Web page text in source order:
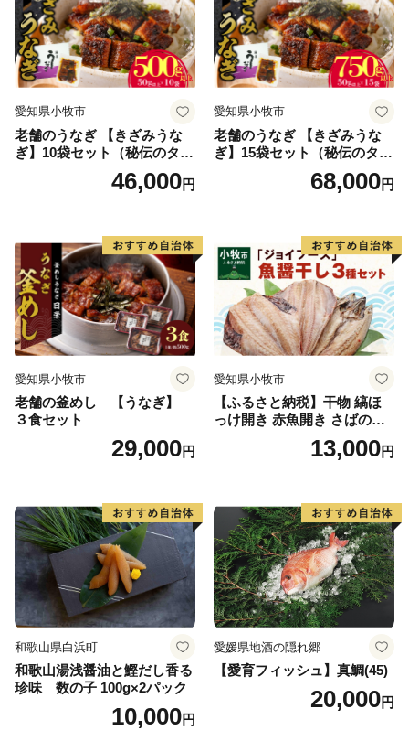
■ その他に関する問い合わせ
西尾市総合政策部秘書政策課
TEL：0563-65-2154
Mail：furusato@city.nishio.lg.jp
愛知県小牧市
老舗のうなぎ 【きざみうな
ぎ】10袋セット（秘伝のタレ
46,000円
愛知県小牧市
老舗のうなぎ 【きざみうな
ぎ】15袋セット（秘伝のタレ
68,000円
愛知県小牧市
老舗の釜めし 【うなぎ】
３食セット
29,000円
愛知県小牧市
【ふるさと納税】干物 縞ほ
っけ開き 赤魚開き さばの開
き 魚醤干し 3種 セット 詰め
合わせ 魚 おかず 肉厚 おいし
取り寄せグルメ 魚醤 ナンプ
ラー 愛知県 小牧市 冷凍 送料
無料
13,000円
和歌山県白浜町
和歌山湯浅醤油と鰹だし香る
珍味 数の子 100g×2パック
10,000円
愛媛県地酒の隠れ郷
【愛育フィッシュ】真鯛(45)
20,000円